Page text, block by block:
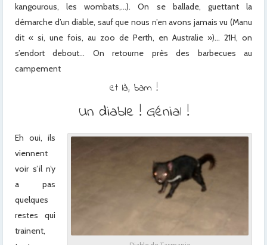
kangourous, les wombats,…). On se ballade, guettant la
démarche d’un diable, sauf que nous n’en avons jamais vu (Manu
dit « si, une fois, au zoo de Perth, en Australie »)… 21H, on
s’endort debout… On retourne près des barbecues au
campement
et là, bam !
Un diable ! Génial !
Eh oui, ils
viennent
voir s’il n’y
a pas
quelques
restes qui
trainent,